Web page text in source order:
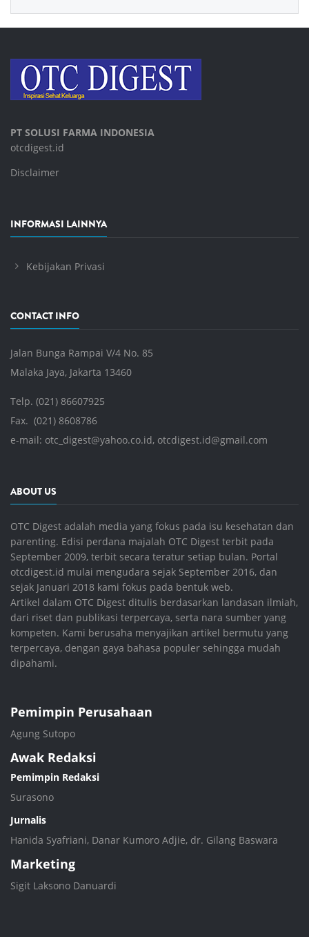
PT SOLUSI FARMA INDONESIA
otcdigest.id
Disclaimer
INFORMASI LAINNYA
Kebijakan Privasi
CONTACT INFO
Jalan Bunga Rampai V/4 No. 85
Malaka Jaya, Jakarta 13460
Telp. (021) 86607925
Fax. (021) 8608786
e-mail: otc_digest@yahoo.co.id, otcdigest.id@gmail.com
ABOUT US
OTC Digest adalah media yang fokus pada isu kesehatan dan
parenting. Edisi perdana majalah OTC Digest terbit pada
September 2009, terbit secara teratur setiap bulan. Portal
otcdigest.id mulai mengudara sejak September 2016, dan
sejak Januari 2018 kami fokus pada bentuk web.
Artikel dalam OTC Digest ditulis berdasarkan landasan ilmiah,
dari riset dan publikasi terpercaya, serta nara sumber yang
kompeten. Kami berusaha menyajikan artikel bermutu yang
terpercaya, dengan gaya bahasa populer sehingga mudah
dipahami.
Pemimpin Perusahaan
Agung Sutopo
Awak Redaksi
Pemimpin Redaksi
Surasono
Jurnalis
Hanida Syafriani, Danar Kumoro Adjie, dr. Gilang Baswara
Marketing
Sigit Laksono Danuardi